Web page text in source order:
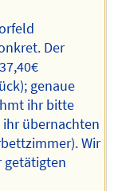
Der
genaue
ihr bitte
übernachten
Wir
getätigten